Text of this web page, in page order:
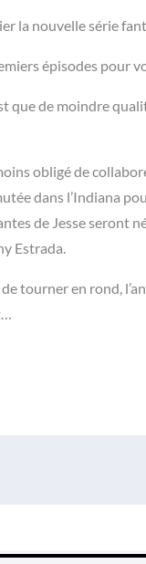
la nouvelle série
épisodes pour
que de moindre
obligé de
dans l’Indiana
de Jesse seront
Estrada.
tourner en rond,